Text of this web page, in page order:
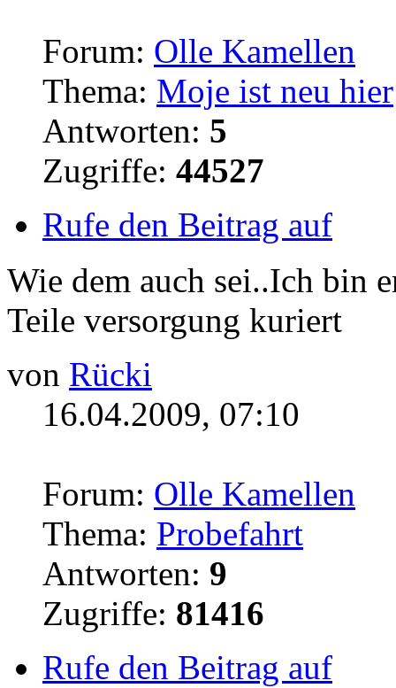
Forum: Olle Kamellen
Thema: Moje ist neu hier
Antworten: 5
Zugriffe: 44527
Rufe den Beitrag auf
Wie dem auch sei..Ich bin
Teile versorgung kuriert
von Rücki
16.04.2009, 07:10
Forum: Olle Kamellen
Thema: Probefahrt
Antworten: 9
Zugriffe: 81416
Rufe den Beitrag auf